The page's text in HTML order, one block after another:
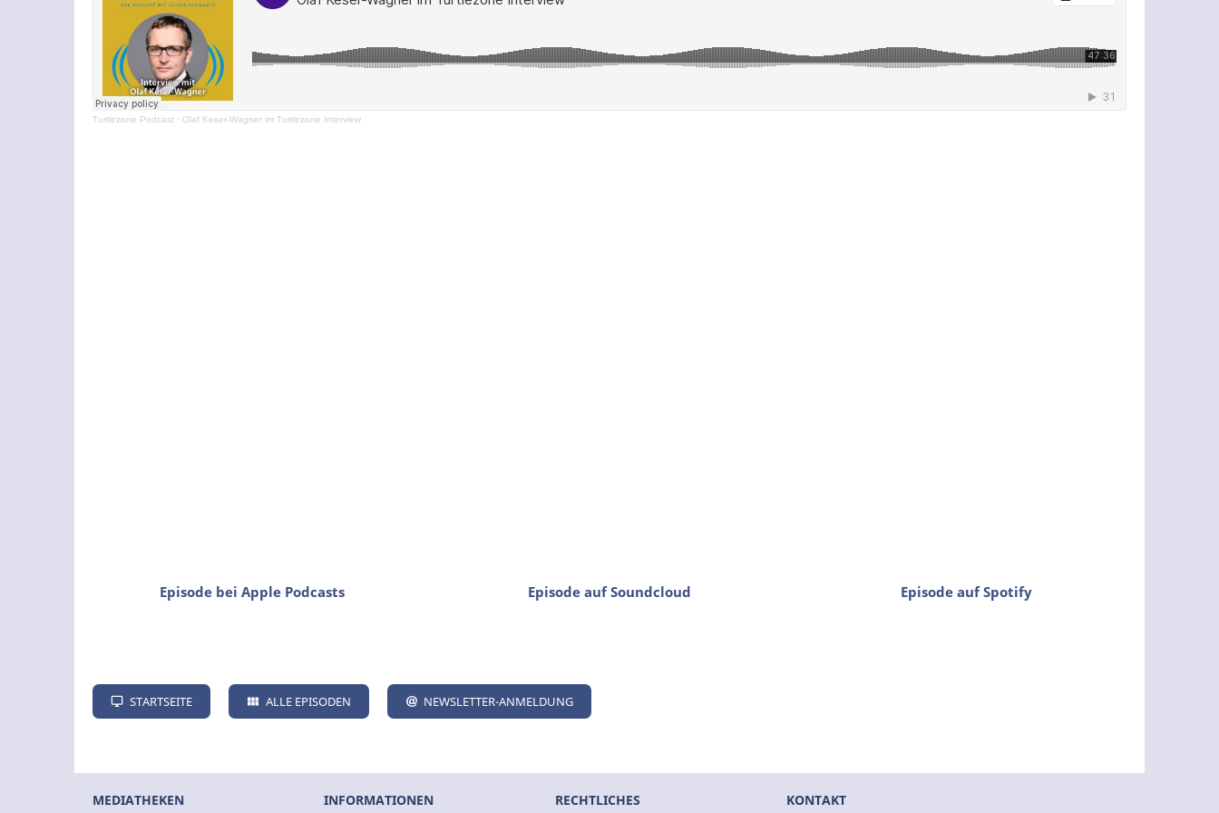
Turtlezone Podcast · Olaf Keser-Wagner im Turtlezone Interview
Episode bei Apple Podcasts Episode auf Soundcloud Episode auf Spotify
STARTSEITE ALLE EPISODEN NEWSLETTER-ANMELDUNG
MEDIATHEKEN INFORMATIONEN RECHTLICHES KONTAKT